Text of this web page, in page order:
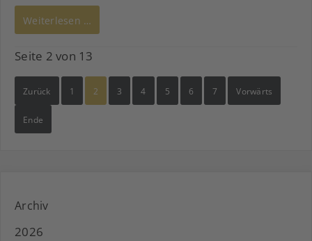
Weiterlesen …
Seite 2 von 13
Zurück 1 2 3 4 5 6 7 Vorwärts
Ende
Archiv
2026